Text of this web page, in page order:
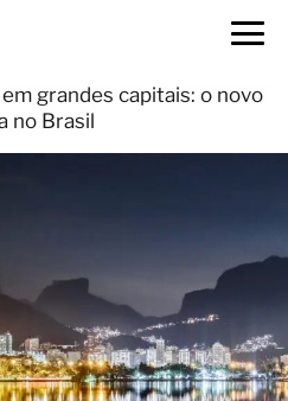
grandes capitais: o novo
no Brasil